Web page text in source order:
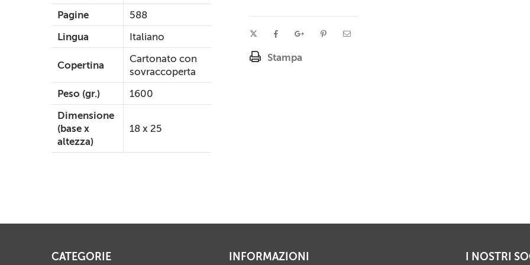
Pagine
588
Lingua
Italiano
Copertina
Cartonato con
sovraccoperta
Peso (gr.)
1600
Dimensione
(base x
altezza)
18 x 25
Stampa
CATEGORIE INFORMAZIONI I NOSTRI